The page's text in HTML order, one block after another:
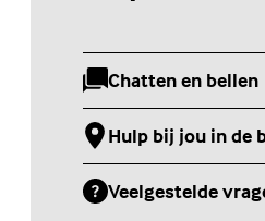
Chatten en bellen
(Externe link)
Hulp bij jou in de
(Externe link)
Veelgestelde
(Externe link)